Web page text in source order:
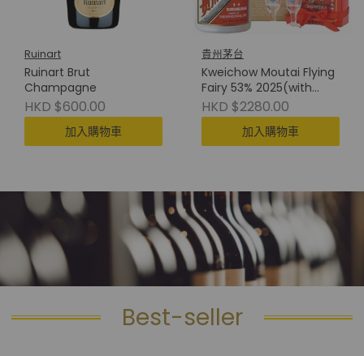
Ruinart
Ruinart Brut
Champagne
HKD $600.00
加入購物車
貴州茅台
Kweichow Moutai Flying
Fairy 53% 2025(with
Cup) 貴州茅台(附酒杯)
HKD $2280.00
加入購物車
Best-seller